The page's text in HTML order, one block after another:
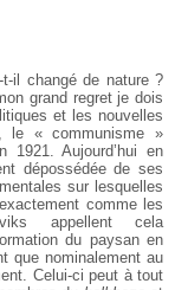
t-il changé de nature ?
grand regret je dois
et les nouvelles
le « communisme »
1921. Aujourd’hui en
dépossédée de ses
sur lesquelles
comme les
appellent cela
du paysan en
que nominalement au
Celui-ci peut à tout